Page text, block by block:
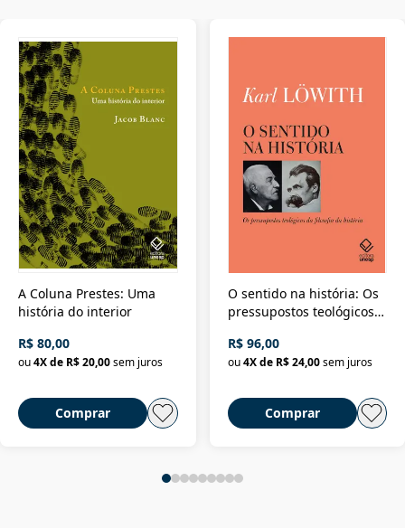
A Coluna Prestes: Uma
história do interior
R$ 80,00
ou4X de R$ 20,00sem juros
Comprar
O sentido na história: Os
pressupostos teológicos
R$ 96,00
ou 4X de R$ 24,00 sem juros
Comprar